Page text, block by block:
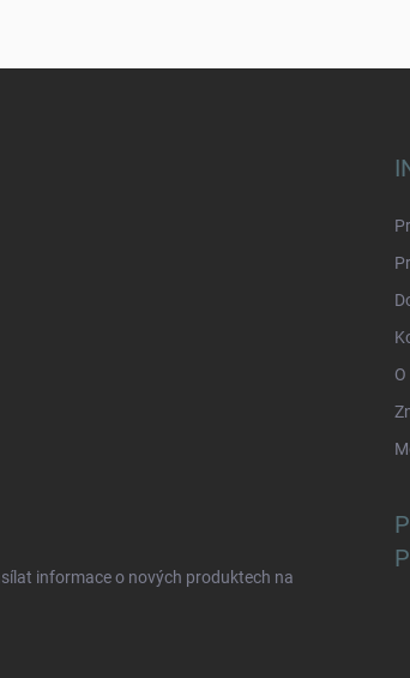
informace o nových produktech na